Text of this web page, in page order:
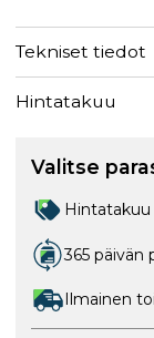
Tekniset tiedot
Hintatakuu
Valitse
Hintatakuu
365 päivän
Ilmainen